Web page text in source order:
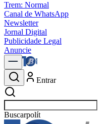
Trem: Normal
Canal de WhatsApp
Newsletter
Jornal Digital
Publicidade Legal
Anuncie
Entrar
Buscarnotícias em Baruer